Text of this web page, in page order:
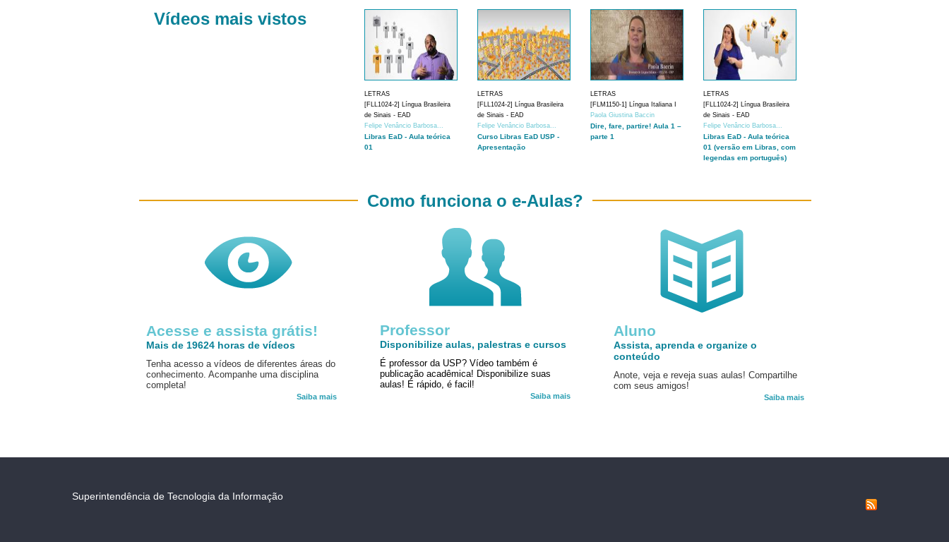
Vídeos mais vistos
LETRAS
[FLL1024-2] Língua Brasileira
de Sinais - EAD
Felipe Venâncio Barbosa...
Libras EaD - Aula teórica
01
LETRAS
[FLL1024-2] Língua Brasileira
de Sinais - EAD
Felipe Venâncio Barbosa...
Curso Libras EaD USP -
Apresentação
LETRAS
[FLM1150-1] Língua Italiana I
Paola Giustina Baccin
Dire, fare, partire! Aula 1 –
parte 1
LETRAS
[FLL1024-2] Língua Brasileira
de Sinais - EAD
Felipe Venâncio Barbosa...
Libras EaD - Aula teórica
01 (versão em Libras, com
legendas em português)
Acesse e assista grátis!
Mais de 19624 horas de vídeos
Tenha acesso a vídeos de diferentes áreas do
conhecimento. Acompanhe uma disciplina
completa!
Saiba mais
Aluno
Assista, aprenda e organize o
conteúdo
Anote, veja e reveja suas aulas! Compartilhe
com seus amigos!
Saiba mais
Como funciona o e-Aulas?
Professor
Disponibilize aulas, palestras e cursos
É professor da USP? Vídeo também é
publicação acadêmica! Disponibilize suas
aulas! É rápido, é facil!
Saiba mais
Superintendência de Tecnologia da Informação